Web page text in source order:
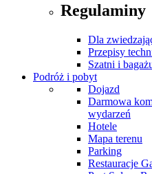
Regulaminy
Dla
Przepisy
Szatni i
Podróż i pobyt
Dojazd
Darmowa
wydarzeń
Hotele
Mapa terenu
Parking
Restauracje